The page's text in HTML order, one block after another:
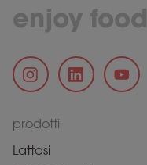
enjoy food
prodotti
Lattasi